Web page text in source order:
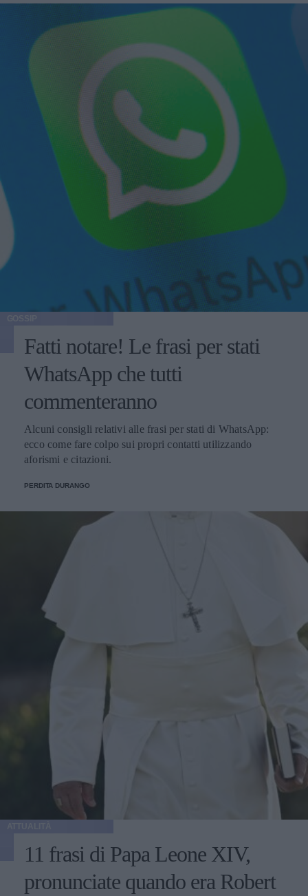
Fatti notare! Le frasi per stati
WhatsApp che tutti
commenteranno
Alcuni consigli relativi alle frasi per stati di WhatsApp:
ecco come fare colpo sui propri contatti utilizzando
aforismi e citazioni.
PERDITA DURANGO
11 frasi di Papa Leone XIV,
pronunciate quando era Robert